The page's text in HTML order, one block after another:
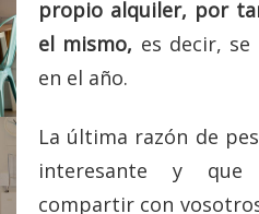
propio alquiler, por
el mismo, es decir,
en el año.
La última razón de
interesante y
compartir con